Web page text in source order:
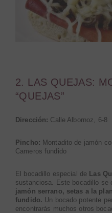
2. LAS QUEJAS:
“QUEJAS”
Dirección: Calle Albornoz, 6-8
Pincho: Montadito de jamón
Cameros fundido
El bocadillo especial de Las
sustanciosa. Este bocadillo se
jamón serrano, setas a la
fundido. Un bocado potente
encontrarás muchos otros